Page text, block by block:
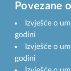
Povezane
Izvješće o
godini
Izvješće o
godini